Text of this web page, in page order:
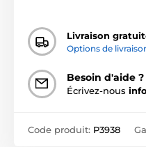
Livraison
Options de
Besoin d'aide ?
Écrivez-nous
Code produit: P3938